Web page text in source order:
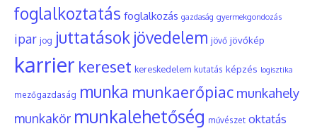
foglalkoztatás foglalkozás gazdaság gyermekgondozás
ipar jog juttatások jövedelem jövő jövőkép
karrier kereset kereskedelem kutatás képzés logisztika
mezőgazdaság munka munkaerőpiac munkahely
munkakör munkalehetőség művészet oktatás